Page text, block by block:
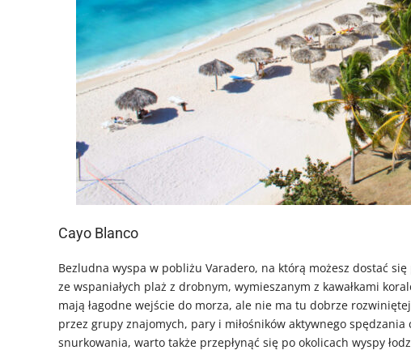
Cayo Blanco
Bezludna wyspa w pobliżu Varadero, na którą możesz dostać
ze wspaniałych plaż z drobnym, wymieszanym z kawałkami
mają łagodne wejście do morza, ale nie ma tu dobrze
przez grupy znajomych, pary i miłośników aktywnego
snurkowania, warto także przepłynąć się po okolicach wyspy